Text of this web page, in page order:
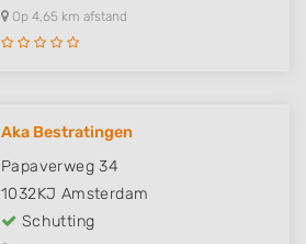
Op 4,65 km afstand
Aka Bestratingen
Papaverweg 34
1032KJ Amsterdam
Schutting